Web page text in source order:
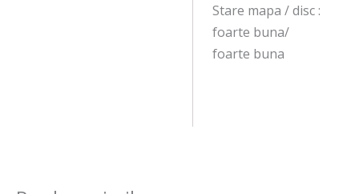
Stare mapa / disc :
foarte buna/
foarte buna